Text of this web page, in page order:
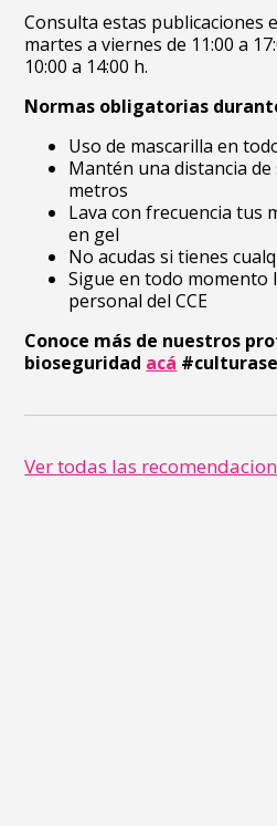
Consulta estas publicaciones
martes a viernes de 11:00 a
10:00 a 14:00 h.
Normas obligatorias
Uso de mascarilla en
Mantén una distancia de
metros
Lava con frecuencia tus
en gel
No acudas si tienes
Sigue en todo momento
personal del CCE
Conoce más de nuestros
bioseguridad acá
Ver todas las